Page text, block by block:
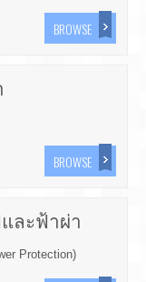
BROWSE
BROWSE
ละฟ้าผ่า
Protection)